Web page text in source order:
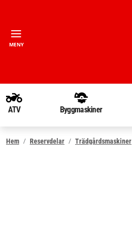
MENY
ATV Byggmaskiner
Hem Reservdelar Trädgårdsmaskiner